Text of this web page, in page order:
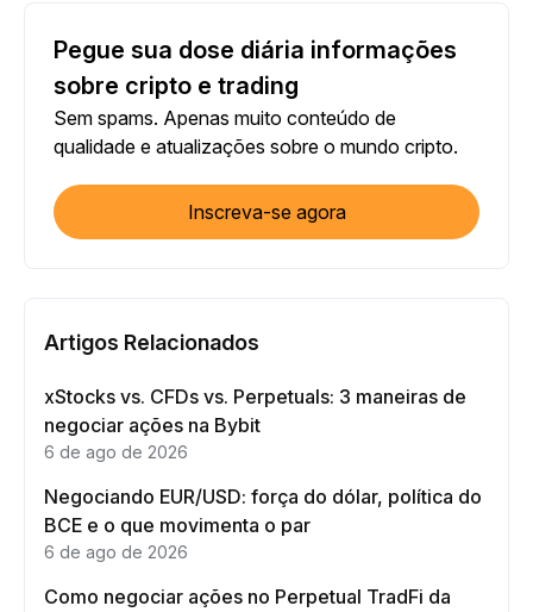
Pegue sua dose diária informações
sobre cripto e trading
Sem spams. Apenas muito conteúdo de
qualidade e atualizações sobre o mundo cripto.
Inscreva-se agora
Artigos Relacionados
xStocks vs. CFDs vs. Perpetuals: 3 maneiras de
negociar ações na Bybit
6 de ago de 2026
Negociando EUR/USD: força do dólar, política do
BCE e o que movimenta o par
6 de ago de 2026
Como negociar ações no Perpetual TradFi da